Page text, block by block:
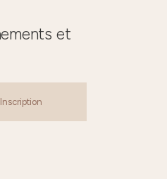
et
Inscription